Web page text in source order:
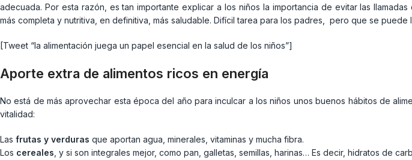
adecuada. Por esta razón, es tan importante explicar a los niños la importancia de evitar las
más completa y nutritiva, en definitiva, más saludable. Difícil tarea para los padres, pero que se puede
[Tweet “la alimentación juega un papel esencial en la salud de los niños”]
Aporte extra de alimentos ricos en energía
No está de más aprovechar esta época del año para inculcar a los niños unos buenos hábitos de
vitalidad:
Las frutas y verduras que aportan agua, minerales, vitaminas y mucha fibra.
Los cereales , y si son integrales mejor, como pan, galletas, semillas, harinas… Es decir, hidratos de